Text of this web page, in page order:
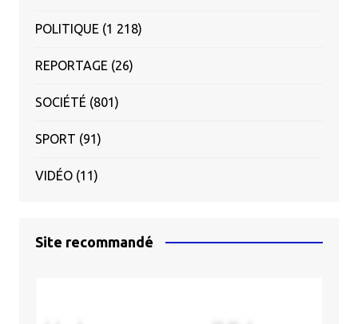
POLITIQUE (1 218)
REPORTAGE (26)
SOCIÉTÉ (801)
SPORT (91)
VIDÉO(11)
Site recommandé